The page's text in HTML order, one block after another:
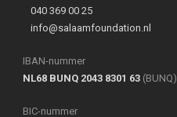
040 369 00 25
info@salaamfoundation.nl
IBAN-nummer
NL68 BUNQ 2043 8301 63 (BUNQ)
BIC-nummer